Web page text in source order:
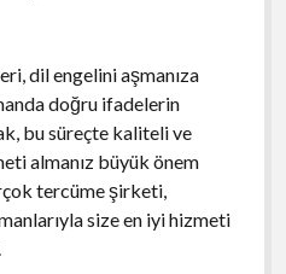
dil engelini aşmanıza
doğru ifadelerin
bu süreçte kaliteli ve
almanız büyük önem
tercüme şirketi,
size en iyi hizmeti